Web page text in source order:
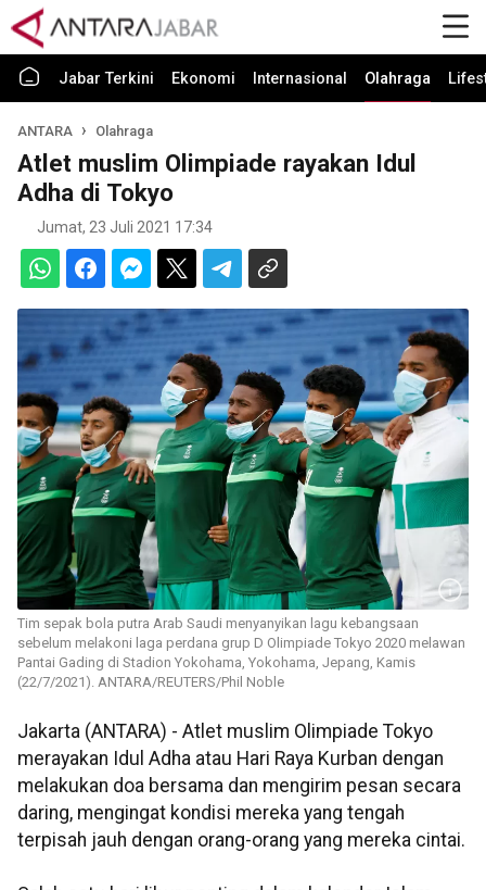
Jabar Terkini Ekonomi Internasional Olahraga
ANTARA Olahraga
Atlet muslim Olimpiade rayakan Idul
Adha di Tokyo
Jumat, 23 Juli 2021 17:34
Tim sepak bola putra Arab Saudi menyanyikan lagu kebangsaan
sebelum melakoni laga perdana grup D Olimpiade Tokyo 2020 melawan
Pantai Gading di Stadion Yokohama, Yokohama, Jepang, Kamis
(22/7/2021). ANTARA/REUTERS/Phil Noble
Jakarta (ANTARA) - Atlet muslim Olimpiade Tokyo
merayakan Idul Adha atau Hari Raya Kurban dengan
melakukan doa bersama dan mengirim pesan secara
daring, mengingat kondisi mereka yang tengah
terpisah jauh dengan orang-orang yang mereka cintai.